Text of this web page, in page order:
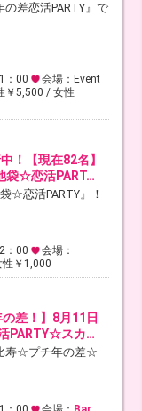
差恋活PARTY』で
：00
会場：Event
￥5,500 / 女性
！【現在82名】
袋☆恋活PART…
☆恋活PARTY』！
：00
会場：
￥1,000
の差！】8月11日
PARTY☆スカ…
寿☆プチ年の差☆